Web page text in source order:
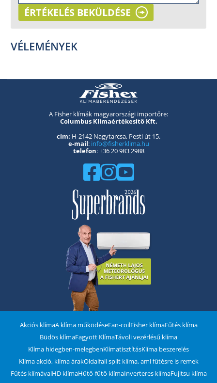
ÉRTÉKELÉS BEKÜLDÉSE
VÉLEMÉNYEK
A Fisher klímák magyarországi importőre:
Columbus Klímaértékesítő Kft.
cím: H-2142 Nagytarcsa, Pesti út 15.
e-mail: info@fisherklima.hu
telefon: +36 20 983 2988
Akciós klímaA klíma működéseFan-coilFisher klímaFűtés klíma
Büdös klímaFagyott KlímaTávoli vezérlésű klíma
Klíma hidegben-melegbenKlímatisztításKlíma beszerelés
Klíma akció, klíma árakOldalfali split klíma, ami fűtésre is remek
Fűtés klímávalHD klímaHűtő-fűtő klímaInverteres klímaFujitsu klíma